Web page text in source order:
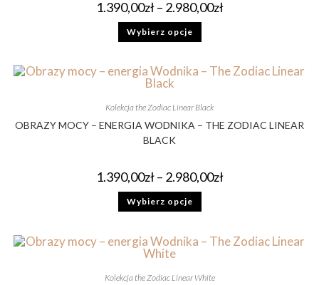
1.390,00zł – 2.980,00zł
Wybierz opcje
Kolekcja the Zodiac Linear Black
OBRAZY MOCY – ENERGIA WODNIKA – THE ZODIAC LINEAR
BLACK
1.390,00zł – 2.980,00zł
Wybierz opcje
Kolekcja the Zodiac Linear White